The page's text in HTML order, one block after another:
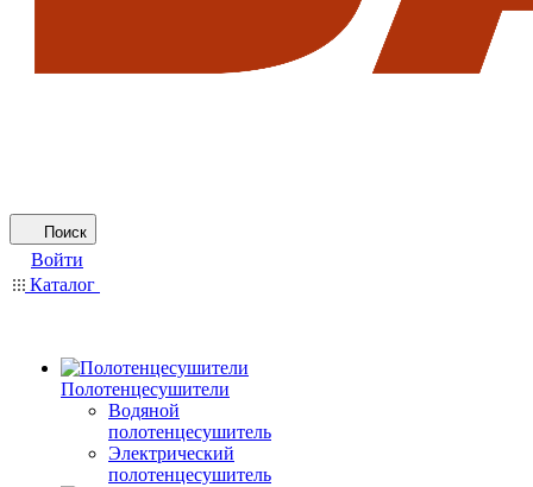
Поиск
Войти
Каталог
Полотенцесушители
Водяной
полотенцесушитель
Электрический
полотенцесушитель